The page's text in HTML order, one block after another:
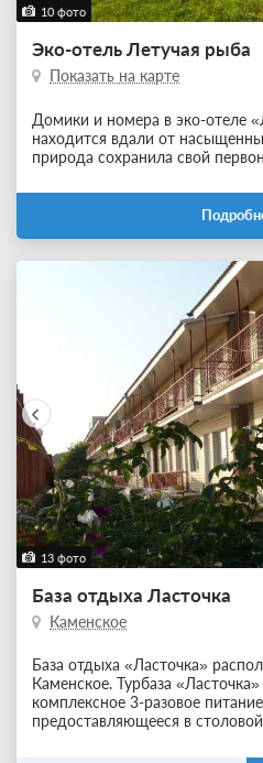
10 фото
Эко-отель Летучая рыба
Показать на карте
Домики и номера в эко-отеле
находится вдали от
природа сохранила свой
13 фото
База отдыха Ласточка
Каменское
База отдыха «Ласточка»
Каменское. Турбаза
комплексное 3-разовое
предоставляющееся в